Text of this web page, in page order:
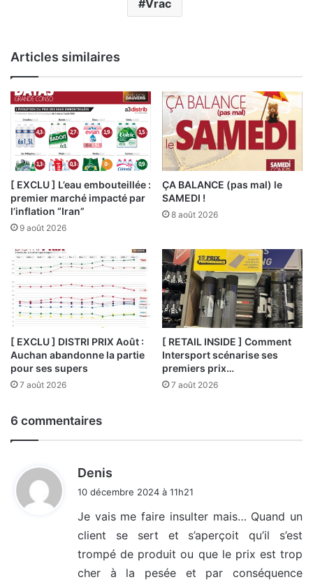
Vrac
Articles similaires
[ EXCLU ] L’eau embouteillée :
premier marché impacté par
l’inflation “Iran”
9 août 2026
ÇA BALANCE (pas mal) le
SAMEDI !
8 août 2026
[ EXCLU ] DISTRI PRIX Août :
Auchan abandonne la partie
pour ses supers
7 août 2026
[ RETAIL INSIDE ] Comment
Intersport scénarise ses
premiers prix…
7 août 2026
6 commentaires
Denis
10 décembre 2024 à 11h21
Je vais me faire insulter mais… Quand un
client se sert et s’aperçoit qu’il s’est
trompé de produit ou que le prix est trop
cher à la pesée et par conséquence